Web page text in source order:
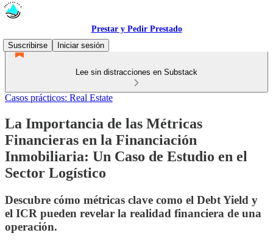
Prestar y Pedir Prestado
Suscribirse
Iniciar sesión
Lee sin distracciones en Substack
Casos prácticos: Real Estate
La Importancia de las Métricas
Financieras en la Financiación
Inmobiliaria: Un Caso de Estudio en el
Sector Logístico
Descubre cómo métricas clave como el Debt Yield y
el ICR pueden revelar la realidad financiera de una
operación.